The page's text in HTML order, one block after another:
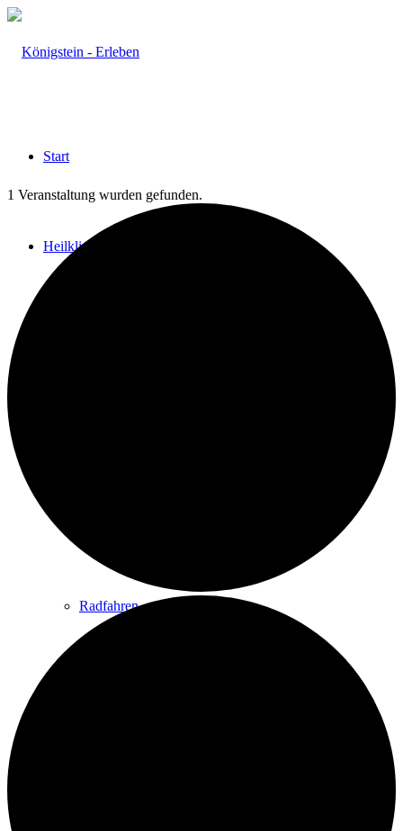
Start
Heilklima
Radfahren
1 Veranstaltung wurden gefunden.